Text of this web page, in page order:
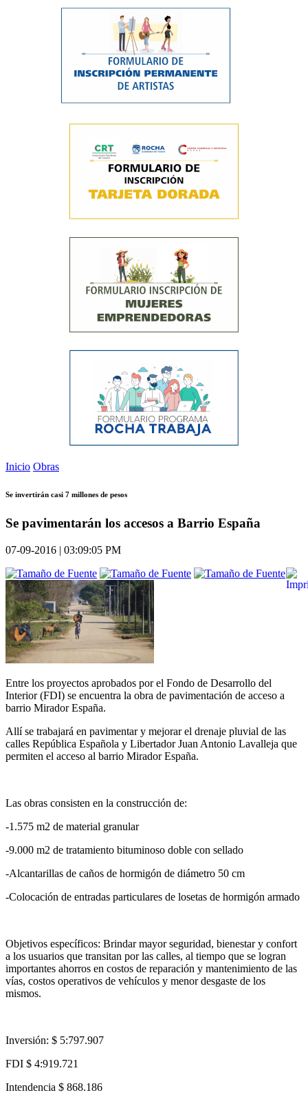
Inicio Obras
Se invertirán casi 7 millones de pesos
Se pavimentarán los accesos a Barrio España
07-09-2016 | 03:09:05 PM
Entre los proyectos aprobados por el Fondo de Desarrollo del
Interior (FDI) se encuentra la obra de pavimentación de acceso a
barrio Mirador España.
Allí se trabajará en pavimentar y mejorar el drenaje pluvial de las
calles República Española y Libertador Juan Antonio Lavalleja que
permiten el acceso al barrio Mirador España.
Las obras consisten en la construcción de:
-1.575 m2 de material granular
-9.000 m2 de tratamiento bituminoso doble con sellado
-Alcantarillas de caños de hormigón de diámetro 50 cm
-Colocación de entradas particulares de losetas de hormigón armado
Objetivos específicos: Brindar mayor seguridad, bienestar y confort
a los usuarios que transitan por las calles, al tiempo que se logran
importantes ahorros en costos de reparación y mantenimiento de las
vías, costos operativos de vehículos y menor desgaste de los
mismos.
Inversión: $ 5:797.907
FDI $ 4:919.721
Intendencia $ 868.186